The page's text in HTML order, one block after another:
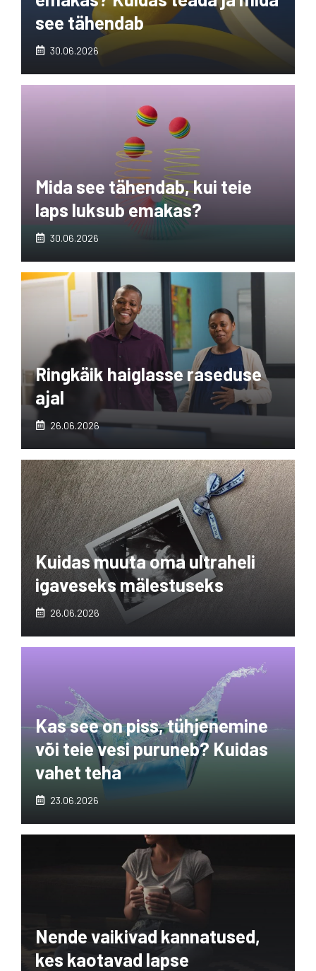
see tähendab
30.06.2026
Mida see tähendab, kui teie
laps luksub emakas?
30.06.2026
Ringkäik haiglasse raseduse
ajal
26.06.2026
Kuidas muuta oma ultraheli
igaveseks mälestuseks
26.06.2026
Kas see on piss, tühjenemine
või teie vesi puruneb? Kuidas
vahet teha
23.06.2026
Nende vaikivad kannatused,
kes kaotavad lapse